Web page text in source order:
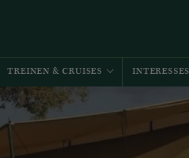
TREINEN & CRUISES INTERESSES